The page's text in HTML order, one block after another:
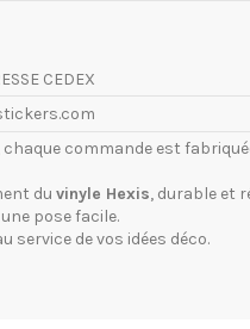
CEDEX
chaque commande est
du vinyle Hexis, durable et
pose facile.
service de vos idées déco.